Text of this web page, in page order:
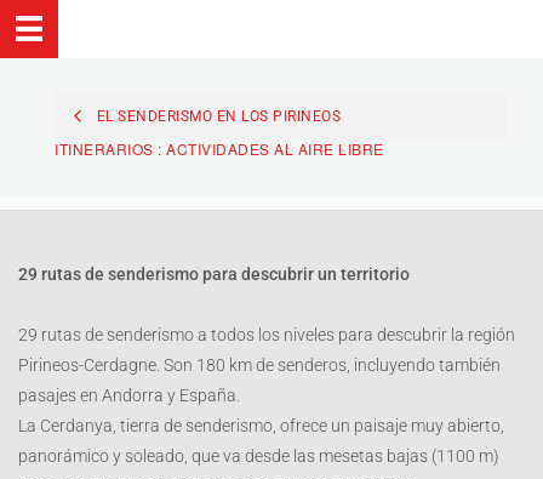
EL SENDERISMO EN LOS PIRINEOS
ITINERARIOS : ACTIVIDADES AL AIRE LIBRE
29 rutas de senderismo para descubrir un territorio
29 rutas de senderismo a todos los niveles para descubrir la región
Pirineos-Cerdagne. Son 180 km de senderos, incluyendo también
pasajes en Andorra y España.
La Cerdanya, tierra de senderismo, ofrece un paisaje muy abierto,
panorámico y soleado, que va desde las mesetas bajas (1100 m)